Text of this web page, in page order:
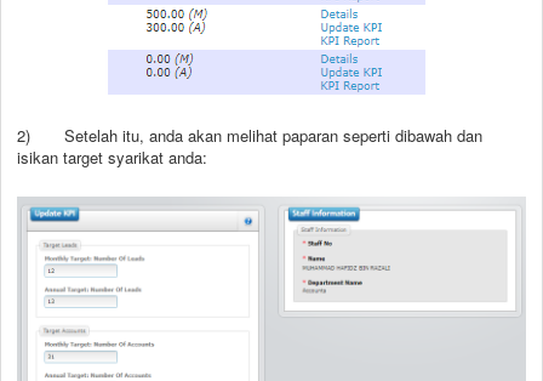
2)
Setelah itu, anda akan melihat paparan seperti dibawah dan
isikan target syarikat anda: